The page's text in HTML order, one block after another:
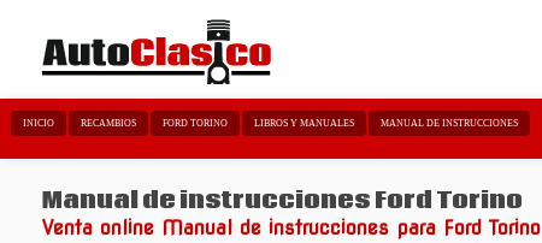
INICIO RECAMBIOS FORD TORINO LIBROS Y MANUALES MANUAL DE INSTRUCCIONES
Manual de instrucciones Ford Torino
Venta online Manual de instrucciones para Ford Torino